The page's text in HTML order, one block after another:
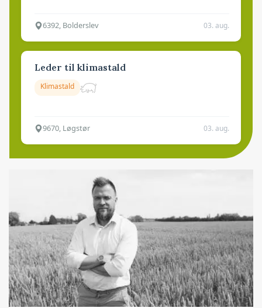
6392, Bolderslev 03. aug.
Leder til klimastald
Klimastald
9670, Løgstør 03. aug.